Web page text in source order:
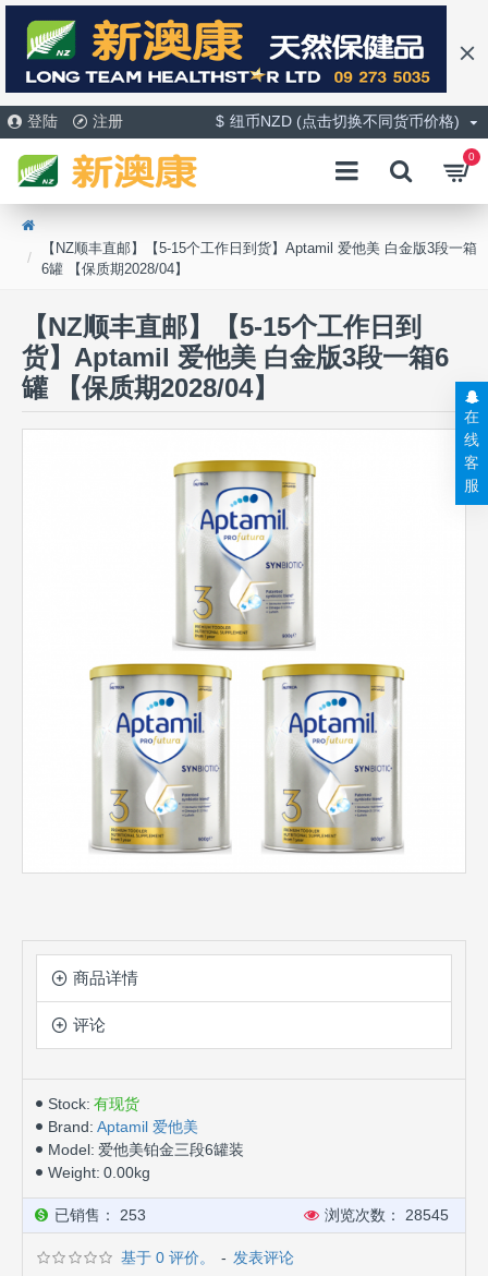
登陆 注册 $ 纽币NZD (点击切换不同货币价格)
0
【NZ顺丰直邮】【5-15个工作日到货】Aptamil 爱他美 白金版3段一箱
6罐 【保质期2028/04】
【NZ顺丰直邮】【5-15个工作日到
货】Aptamil 爱他美 白金版3段一箱6
罐 【保质期2028/04】
商品详情
评论
Stock: 有现货
Brand: Aptamil 爱他美
Model: 爱他美铂金三段6罐装
Weight: 0.00kg
已销售： 253 浏览次数： 28545
基于 0 评价。 - 发表评论
在
线
客
服